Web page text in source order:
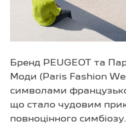
Бренд PEUGEOT та
Моди (Paris Fashion
символами
що стало чудовим
повноцінного